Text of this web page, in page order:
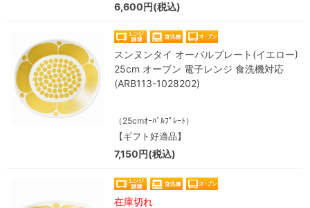
6,600円(税込)
スンヌンタイ オーバルプレート(イエロー)
25cm オーブン 電子レンジ 食洗機対応
(ARB113-1028202)
（25cmｵｰﾊﾞﾙﾌﾟﾚｰﾄ）
【ギフト好適品】
7,150円(税込)
在庫切れ